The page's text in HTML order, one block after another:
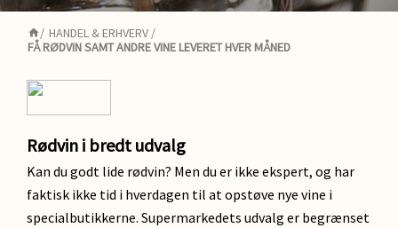
/ HANDEL & ERHVERV /
FÅ RØDVIN SAMT ANDRE VINE LEVERET HVER MÅNED
Rødvin i bredt udvalg
Kan du godt lide rødvin? Men du er ikke ekspert, og har
faktisk ikke tid i hverdagen til at opstøve nye vine i
specialbutikkerne. Supermarkedets udvalg er begrænset